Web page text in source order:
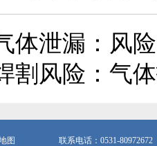
体泄漏：风
割风险：气
图 联系电话：0531-80972672